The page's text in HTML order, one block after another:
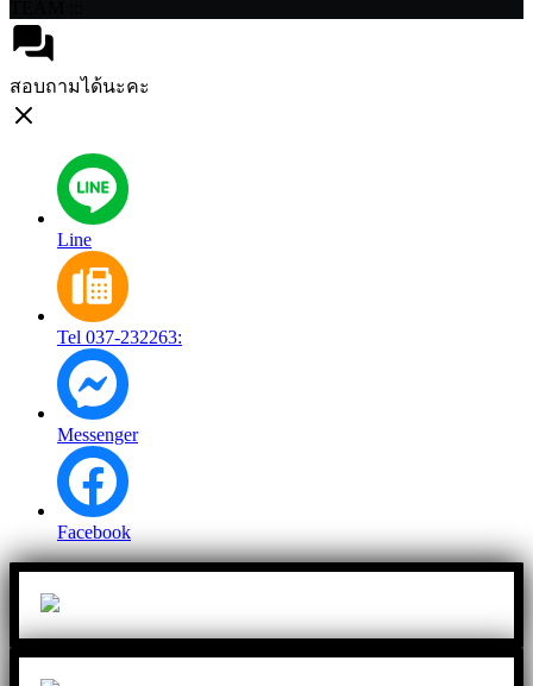
สอบถามได้นะคะ
Line
Tel 037-232263:
Messenger
Facebook